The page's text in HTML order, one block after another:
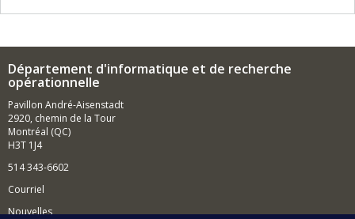
Département d'informatique et de recherche
opérationnelle
Pavillon André-Aisenstadt
2920, chemin de la Tour
Montréal (QC)
H3T 1J4
514 343-6602
Courriel
Nouvelles